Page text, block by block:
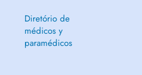
Diretório de
médicos y
paramédicos